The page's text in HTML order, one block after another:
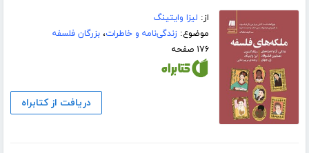
از: لیزا وایتینگ
موضوع:زندگی‌نامه و خاطرات،بزرگان فلسفه
۱۷۶ صفحه
دریافت از کتابراه